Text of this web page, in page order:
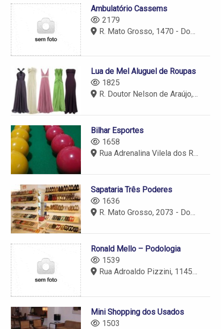
Ambulatório Cassems
2179
R. Mato Grosso, 1470 - Dourados - MS
Lua de Mel Aluguel de Roupas
1825
R. Doutor Nelson de Araújo, 450 - Dourados - MS - 79804-040
Bilhar Esportes
1658
Rua Adrenalina Vilela dos Reis, 475 - Dourados - MS - 79842-140
Sapataria Três Poderes
1636
R. Mato Grosso, 2073 - Dourados - MS
Ronald Mello – Podologia
1539
Rua Adroaldo Pizzini, 1145 B - Jardim São Pedro, Dourados
Mini Shopping dos Usados
1503